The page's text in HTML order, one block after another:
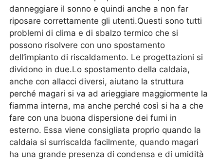
danneggiare il sonno e quindi anche a non far
riposare correttamente gli utenti.Questi sono tutti
problemi di clima e di sbalzo termico che si
possono risolvere con uno spostamento
dell’impianto di riscaldamento. Le progettazioni si
dividono in due.Lo spostamento della caldaia,
anche con allacci diversi, aiutano la struttura
perché magari si va ad arieggiare maggiormente la
fiamma interna, ma anche perché così si ha a che
fare con una buona dispersione dei fumi in
esterno. Essa viene consigliata proprio quando la
caldaia si surriscalda facilmente, quando magari
ha una grande presenza di condensa e di umidità